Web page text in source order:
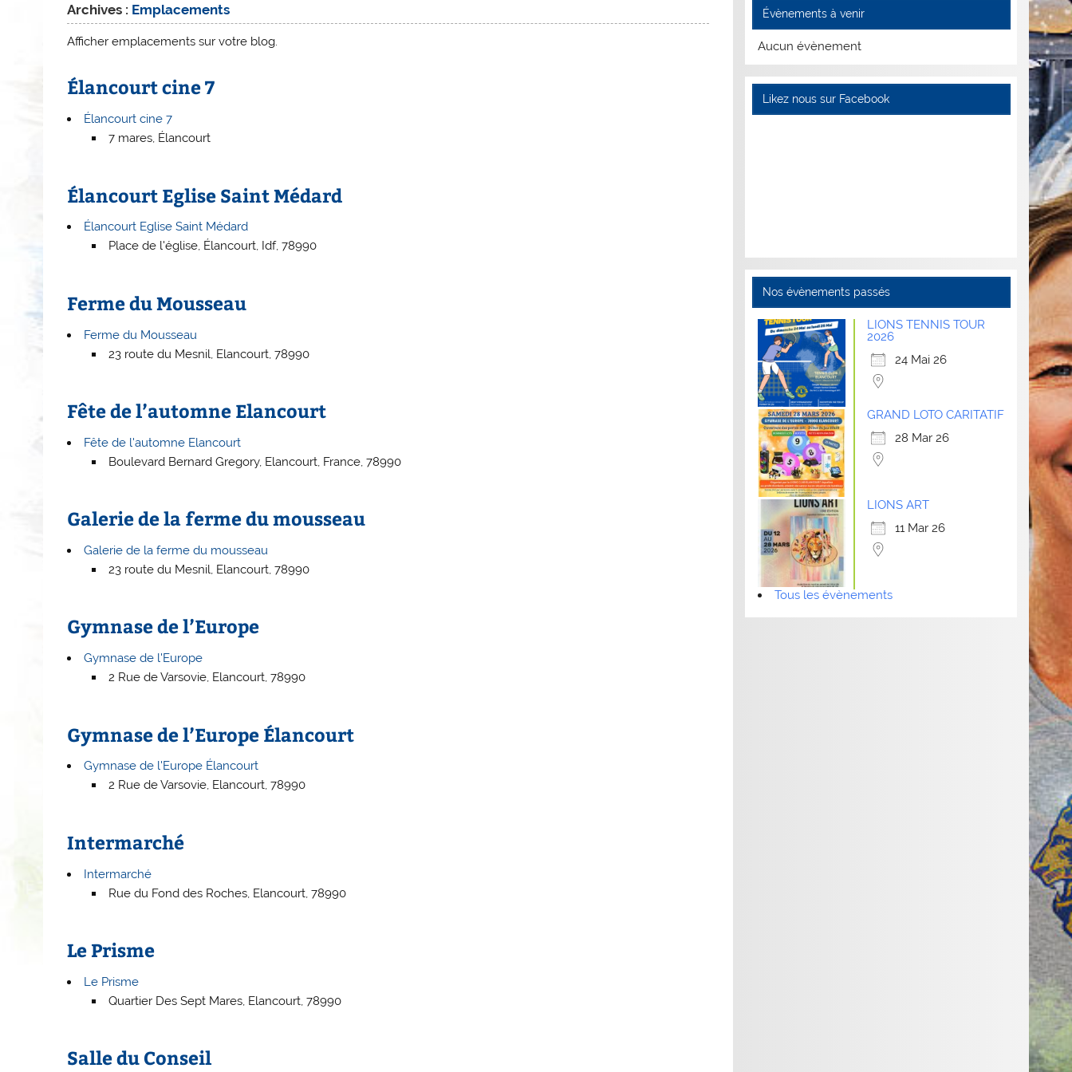
Archives : Emplacements
Afficher emplacements sur votre blog.
Élancourt cine 7
Élancourt cine 7
7 mares, Élancourt
Élancourt Eglise Saint Médard
Élancourt Eglise Saint Médard
Place de l'église, Élancourt, Idf, 78990
Ferme du Mousseau
Ferme du Mousseau
23 route du Mesnil, Elancourt, 78990
Fête de l’automne Elancourt
Fête de l'automne Elancourt
Boulevard Bernard Gregory, Elancourt, France, 78990
Galerie de la ferme du mousseau
Galerie de la ferme du mousseau
23 route du Mesnil, Elancourt, 78990
Gymnase de l’Europe
Gymnase de l'Europe
2 Rue de Varsovie, Elancourt, 78990
Gymnase de l’Europe Élancourt
Gymnase de l'Europe Élancourt
2 Rue de Varsovie, Elancourt, 78990
Intermarché
Intermarché
Rue du Fond des Roches, Elancourt, 78990
Le Prisme
Le Prisme
Quartier Des Sept Mares, Elancourt, 78990
Salle du Conseil
Évènements à venir
Aucun évènement
Likez nous sur Facebook
Nos évènements passés
LIONS TENNIS TOUR
2026
24 Mai 26
GRAND LOTO CARITATIF
28 Mar 26
LIONS ART
11 Mar 26
Tous les évènements